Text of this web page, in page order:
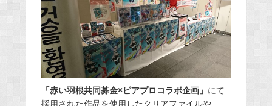
「赤い羽根共同募金×ピアプロコラボ企画」 にて
採用された作品を使用したクリアファイルや